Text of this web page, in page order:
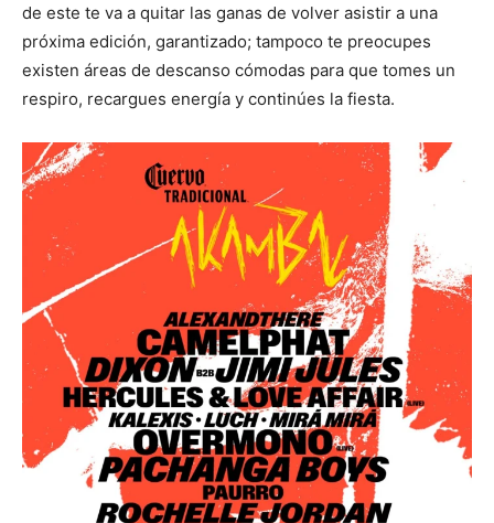
de este te va a quitar las ganas de volver asistir a una
próxima edición, garantizado; tampoco te preocupes
existen áreas de descanso cómodas para que tomes un
respiro, recargues energía y continúes la fiesta.